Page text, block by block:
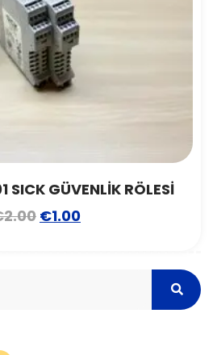
GÜVENLİK RÖLESİ
2.00 €1.00